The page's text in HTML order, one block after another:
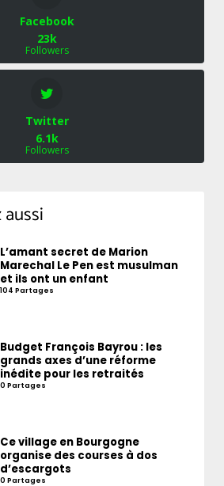
Facebook
23k
Followers
Twitter
6.1k
Followers
L’amant secret de Marion
Marechal Le Pen est musulman
et ils ont un enfant
104 Partages
Budget François Bayrou : les
grands axes d’une réforme
inédite pour les retraités
0 Partages
Ce village en Bourgogne
organise des courses à dos
d’escargots
0 Partages